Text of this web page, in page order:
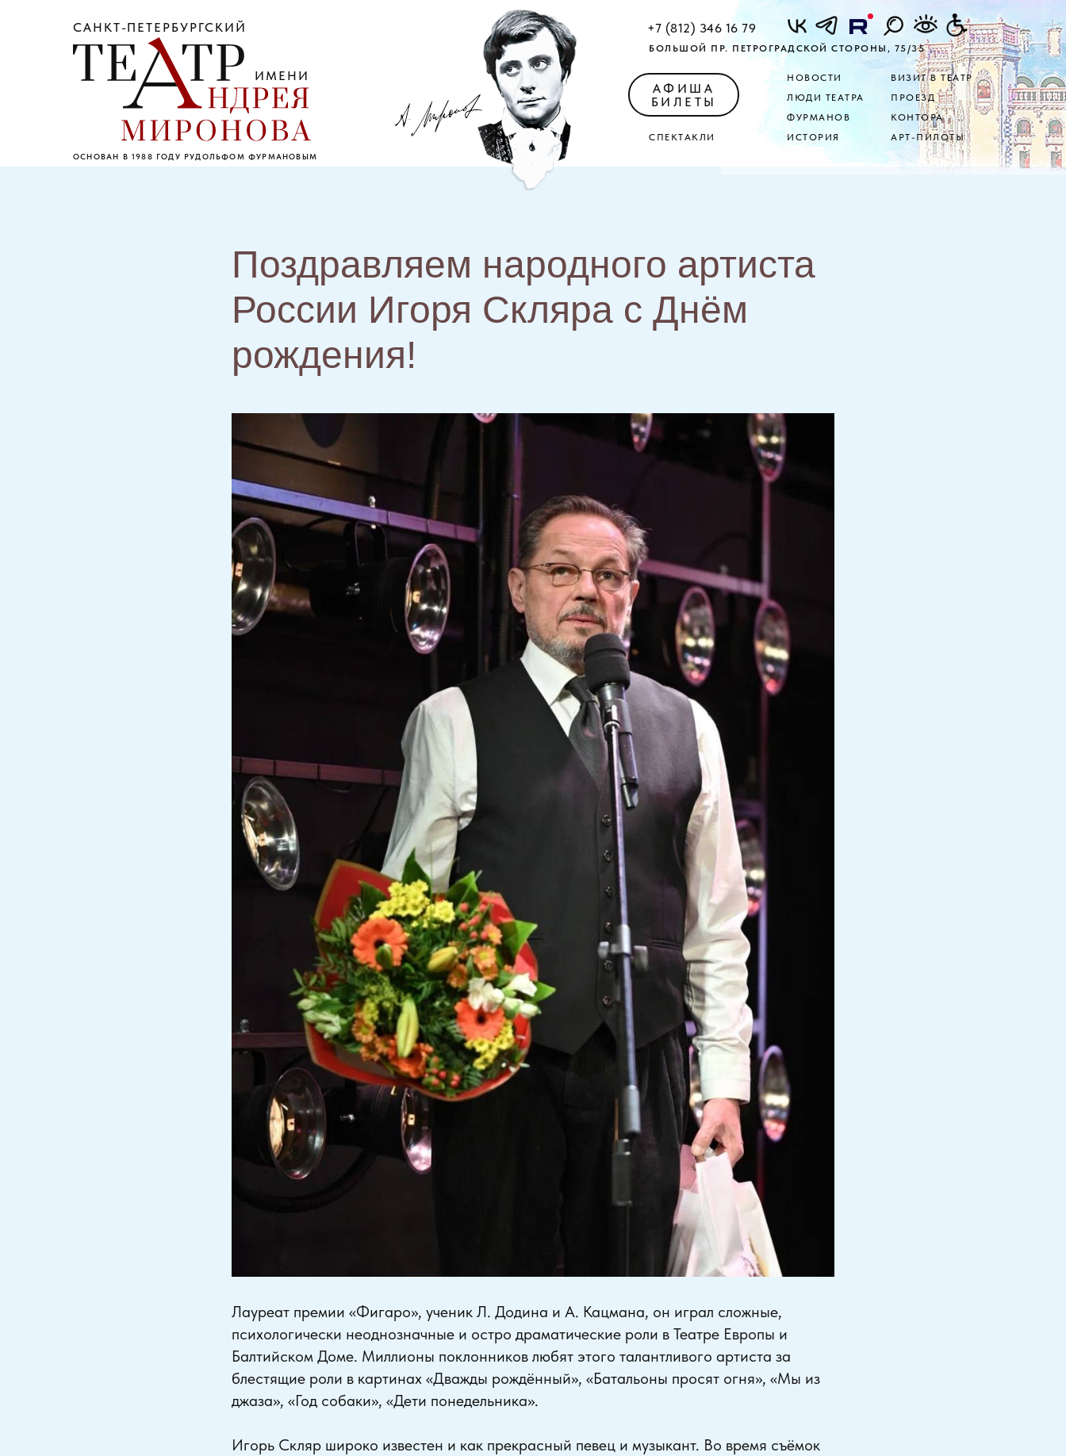
САНКТ-ПЕТЕРБУРГСКИЙ
ИМЕНИ
ОСНОВАН В 1988 ГОДУ РУДОЛЬФОМ ФУРМАНОВЫМ
+7 (812) 346 16 79
БОЛЬШОЙ ПР. ПЕТРОГРАДСКОЙ СТОРОНЫ, 75/35
АРТ-ПИЛОТЫ
КОНТОРА
ПРОЕЗД
ВИЗИТ В ТЕАТР
НОВОСТИ
ИСТОРИЯ
ФУРМАНОВ
ЛЮДИ ТЕАТРА
СПЕКТАКЛИ
АФИША
БИЛЕТЫ
Поздравляем народного артиста
России Игоря Скляра с Днём
рождения!
Лауреат премии «Фигаро», ученик Л. Додина и А. Кацмана, он играл сложные,
психологически неоднозначные и остро драматические роли в Театре Европы и
Балтийском Доме. Миллионы поклонников любят этого талантливого артиста за
блестящие роли в картинах «Дважды рождённый», «Батальоны просят огня», «Мы из
джаза», «Год собаки», «Дети понедельника».
Игорь Скляр широко известен и как прекрасный певец и музыкант. Во время съёмок